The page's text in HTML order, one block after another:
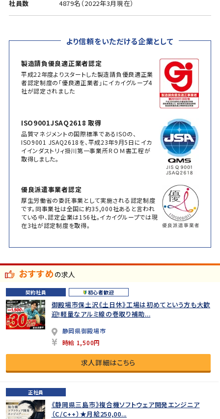
社員数 4879名（2022年3月現在）
より信頼をいただける企業として
製造請負優良適正業者認定
平成22年度よりスタートした製造請負優良適正業
者認定制度の「優良適正業者」にイカイグループ4
社が認定されました
ISO9001JSAQ2618 取得
品質マネジメントの国際標準であるISOの、
ISO9001 JSAQ2618を、平成23年9月5日にイカ
イインダストリィ掛川第一事業所ＲＯＭ書工程が
取得しました。
優良派遣事業者認定
厚生労働省の委託事業として実施される認定制度
です。同事業社は全国に約35,000社あると言われ
ている中、認定企業は156社。イカイグループでは現
在3社が認定制度を取得。
おすすめの求人
契約社員 初心者歓迎
御殿場市保土沢《土日休》工場は初めてという方も大歓
迎!軽量なアルミ線の巻取り補助...
静岡県御殿場市
時給 1,500円
求人詳細はこちら
正社員
《静岡県三島市》複合機ソフトウェア開発エンジニア
（C/C++）★月給250,00...